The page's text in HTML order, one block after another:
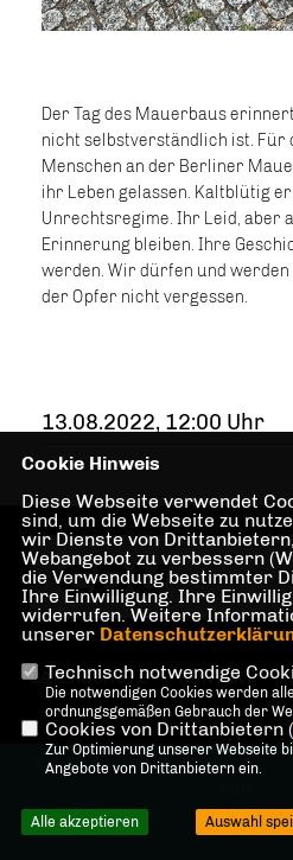
Der Tag des Mauerbaus
nicht selbstverständlich ist. Für
Menschen an der Berliner
ihr Leben gelassen. Kaltblütig
Unrechtsregime. Ihr Leid, aber
Erinnerung bleiben. Ihre
werden. Wir dürfen und werden
der Opfer nicht vergessen.
13.08.2022, 12:00 Uhr
DATENSCHUTZ
KONTAKT
@2026 CDU Kreisverband Berlin-
Alle Rechte vorbehalten.
Cookie Hinweis
Diese Webseite verwendet
sind, um die Webseite zu
wir Dienste von
Webangebot zu verbessern
die Verwendung bestimmter
Ihre Einwilligung. Ihre
widerrufen. Weitere
unserer
Technisch notwendige
Die notwendigen Cookies werden
ordnungsgemäßen Gebrauch der
Cookies von Drittanbietern (
Zur Optimierung unserer Webseite
Angebote von Drittanbietern ein.
Alle akzeptieren Auswahl